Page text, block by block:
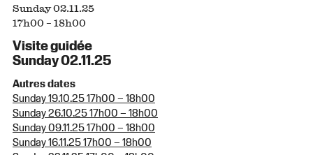
Sunday 02.11.25
17h00 – 18h00
Visite guidée
Sunday 02.11.25
Autres dates
Sunday 19.10.25 17h00 – 18h00
Sunday 26.10.25 17h00 – 18h00
Sunday 09.11.25 17h00 – 18h00
Sunday 16.11.25 17h00 – 18h00